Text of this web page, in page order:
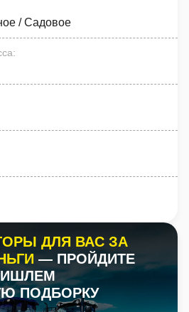
/ Садовое
:
ДЛЯ ВАС ЗА
— ПРОЙДИТЕ
ПОДБОРКУ